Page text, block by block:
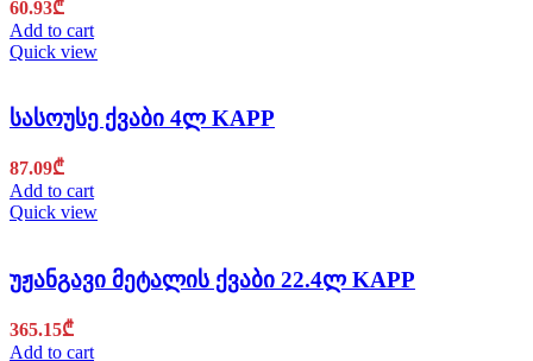
60.93₾
Add to cart
Quick view
სასოუსე ქვაბი 4ლ KAPP
87.09₾
Add to cart
Quick view
უჟანგავი მეტალის ქვაბი 22.4ლ KAPP
365.15₾
Add to cart